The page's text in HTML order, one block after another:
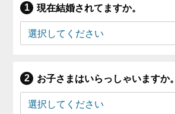
現在結婚されてますか。
お子さまはいらっしゃいますか。